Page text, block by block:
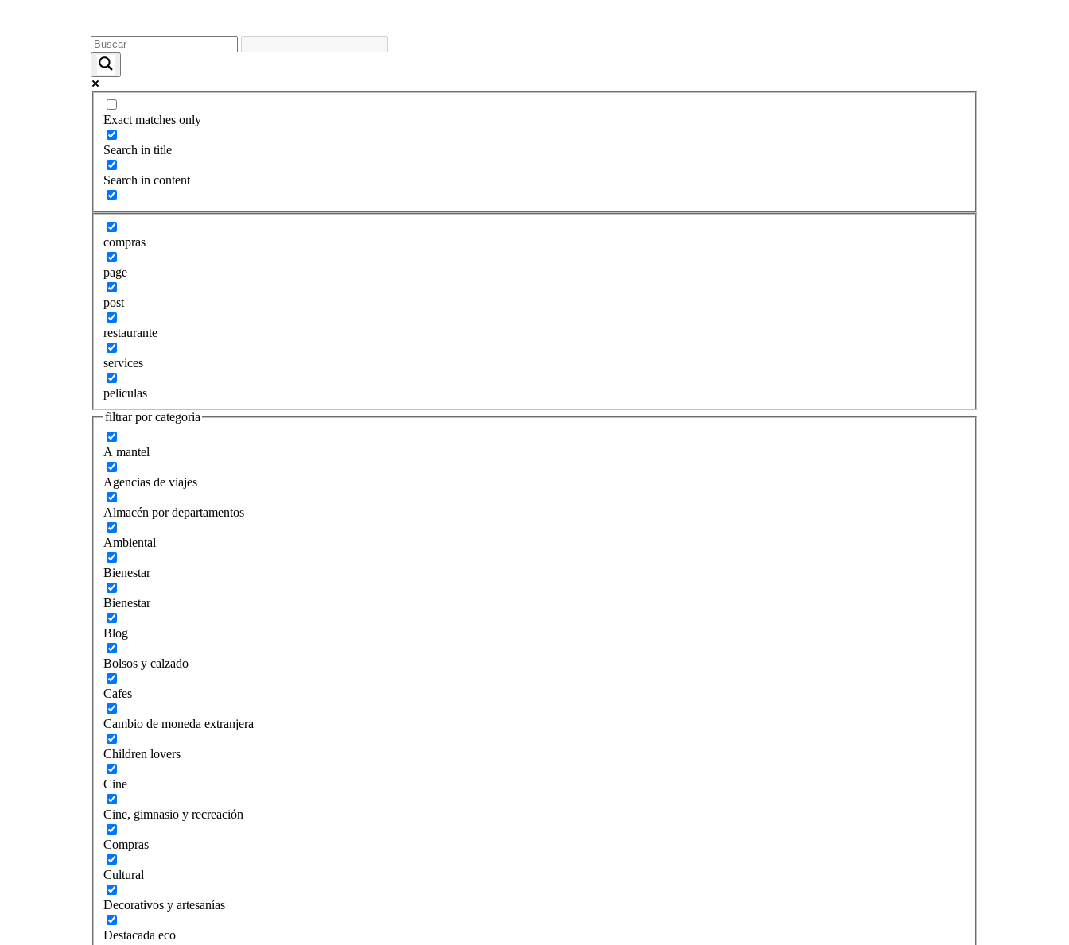
Exact matches only
Search in title
Search in content
compras
page
post
restaurante
services
peliculas
filtrar por categoria
A mantel
Agencias de viajes
Almacén por departamentos
Ambiental
Bienestar
Bienestar
Blog
Bolsos y calzado
Cafes
Cambio de moneda extranjera
Children lovers
Cine
Cine, gimnasio y recreación
Compras
Cultural
Decorativos y artesanías
Destacada eco